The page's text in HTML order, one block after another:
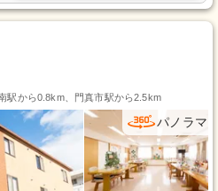
駅から0.8km、門真市駅から2.5km
パノラマ